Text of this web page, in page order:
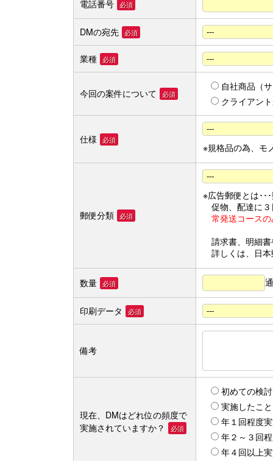
電話番号 必須
DMの宛先 必須
業種 必須
今回の案件について 必須
自社商品（
クライアン
仕様 必須
※規格品の為、モ
郵便分類 必須
※広告郵便とは･･
促物、配達に
常発送コース
請求書、明細
詳しくは、日
数量 必須 通
印刷データ 必須
備考
現在、DMはどれ位の頻度で
実施されていますか？
必須
初めての検
実施したこ
年１回程度
年２～３回
年４回以上